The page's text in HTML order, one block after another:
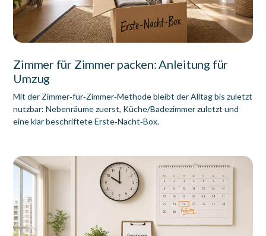
Zimmer für Zimmer packen: Anleitung für
Umzug
Mit der Zimmer‑für‑Zimmer‑Methode bleibt der Alltag bis zuletzt
nutzbar: Nebenräume zuerst, Küche/Badezimmer zuletzt und
eine klar beschriftete Erste‑Nacht‑Box.